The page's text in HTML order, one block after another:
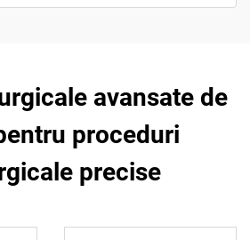
avansate de
proceduri
precise